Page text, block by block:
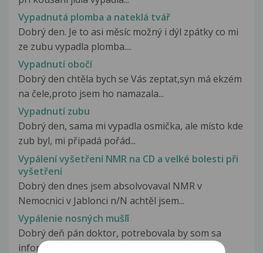
Vypadnutá plomba a nateklá tvář
Dobrý den. Je to asi měsíc možný i dýl zpátky co mi
ze zubu vypadla plomba....
Vypadnutí obočí
Dobrý den chtěla bych se Vás zeptat,syn má ekzém
na čele,proto jsem ho namazala...
Vypadnutí zubu
Dobrý den, sama mi vypadla osmička, ale místo kde
zub byl, mi připadá pořád...
Vypálení vyšetření NMR na CD a velké bolesti při
vyšetření
Dobrý den dnes jsem absolvovaval NMR v
Nemocnici v Jablonci n/N achtěl jsem...
Vypálenie nosných mušľí
Dobrý deň pán doktor, potrebovala by som sa
informovať / poradiť ohľadne vypálenia,...